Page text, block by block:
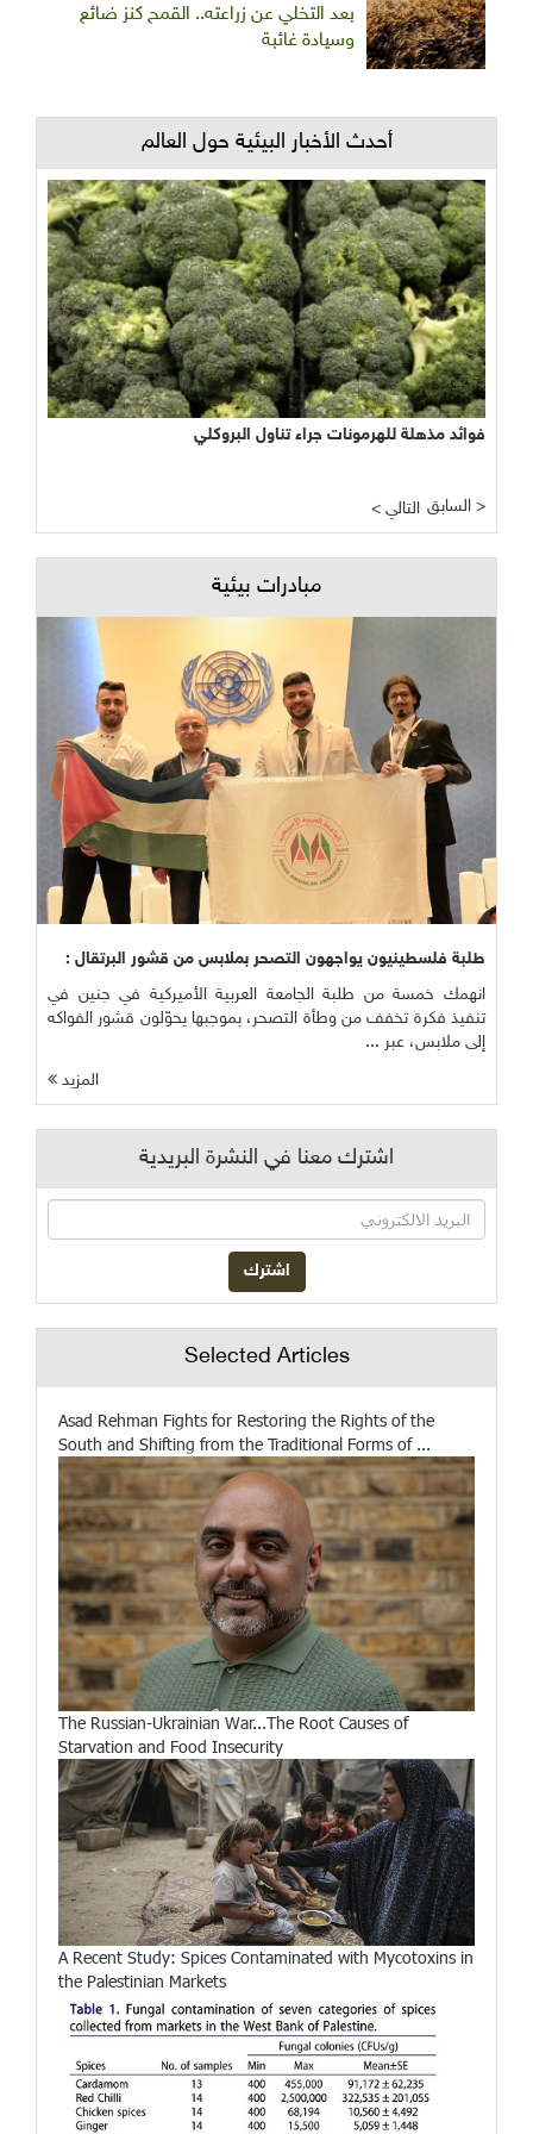
بعد التخلي عن زراعته.. القمح كنز ضائع
وسيادة غائبة
أحدث الأخبار البيئية حول العالم
فوائد مذهلة للهرمونات جراء تناول البروكلي
< التالي السابق >
مبادرات بيئية
طلبة فلسطينيون يواجهون التصحر بملابس من قشور البرتقال :
انهمك خمسة من طلبة الجامعة العربية الأميركية في جنين في
تنفيذ فكرة تخفف من وطأة التصحر، بموجبها يحوّلون قشور الفواكه
إلى ملابس، عبر ...
المزيد
اشترك معنا في النشرة البريدية
Selected Articles
Asad Rehman Fights for Restoring the Rights of the
South and Shifting from the Traditional Forms of ...
The Russian-Ukrainian War...The Root Causes of
Starvation and Food Insecurity
A Recent Study: Spices Contaminated with Mycotoxins in
the Palestinian Markets